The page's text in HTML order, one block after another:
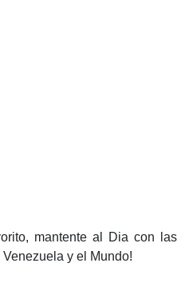
mantente al Dia con las
y el Mundo!